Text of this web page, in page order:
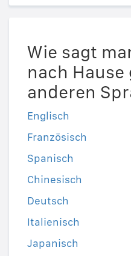
Wie sagt
nach Hause
anderen
Englisch
Französisch
Spanisch
Chinesisch
Deutsch
Italienisch
Japanisch